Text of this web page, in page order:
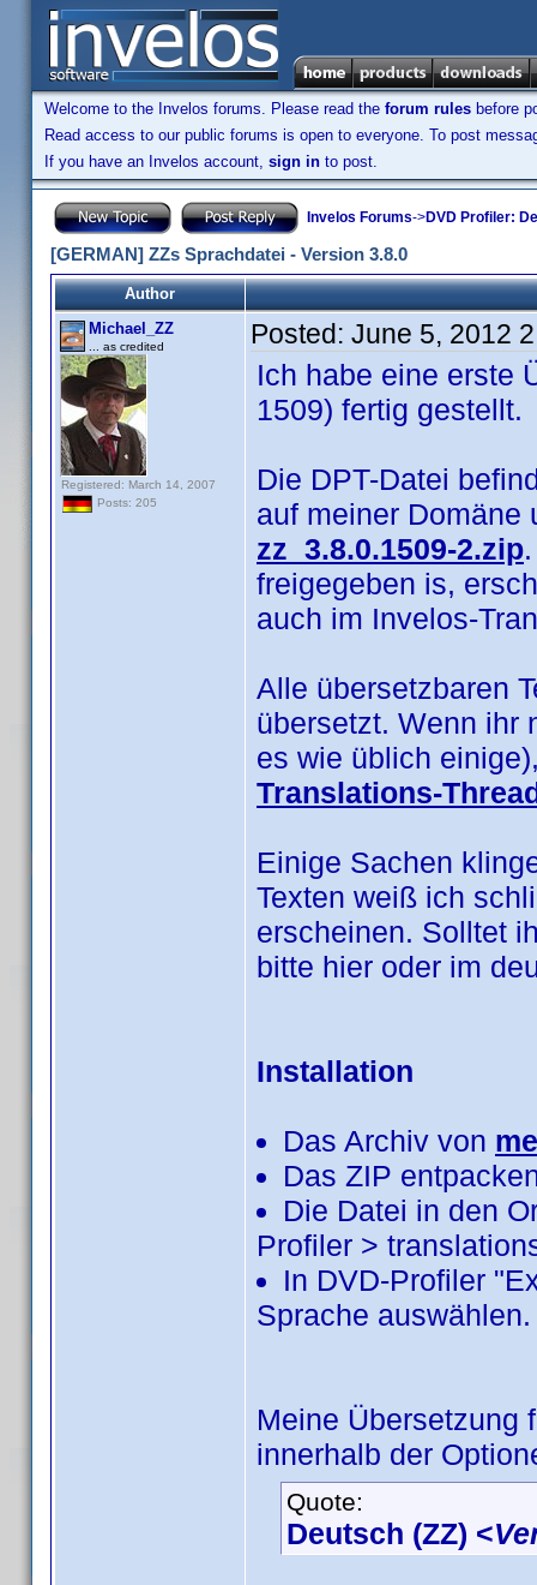
Welcome to the Invelos forums. Please read the forum rules before
Read access to our public forums is open to everyone. To post
If you have an Invelos account, sign in to post.
Invelos Forums->DVD Profiler:
[GERMAN] ZZs Sprachdatei - Version 3.8.0
Author
Michael_ZZ
... as credited
Registered: March 14, 2007
Posts: 205
Posted: June 5, 2012
Ich habe eine erste
1509) fertig gestellt.
Die DPT-Datei
auf meiner Domäne
zz_3.8.0.1509-2.zip
freigegeben is,
auch im Invelos-
Alle übersetzbaren
übersetzt. Wenn ihr
es wie üblich
Translations-
Einige Sachen
Texten weiß ich
erscheinen. Solltet
bitte hier oder im
Installation
Das Archiv von
Das ZIP
Die Datei in den
Profiler >
In DVD-Profiler
Sprache auswählen.
Meine Übersetzung
innerhalb der
Quote:
Deutsch (ZZ) <